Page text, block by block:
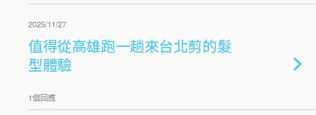
2025/11/27
值得從高雄跑一趟來台北剪的髮
型體驗
1個回應